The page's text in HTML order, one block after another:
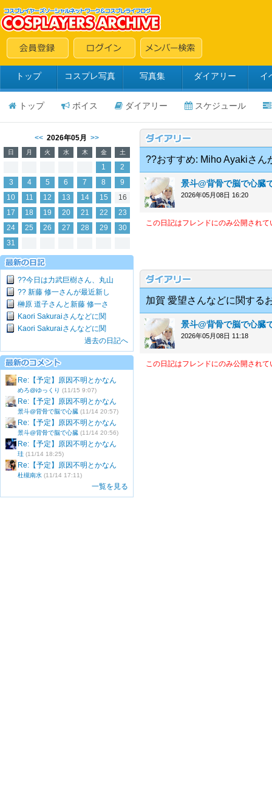
トップ コスプレ写真 写真集 ダイアリー イ
トップ ボイス ダイアリー スケジュール
<< 2026年05月 >>
日 月 火 水 木 金 土
1
2
3
4 5 6 7 8
9
10
11 12 13 14 15
16
17
18 19 20 21 22
23
24
25 26 27 28 29
30
31
??今日は力武巨樹さん、丸山
?? 新藤 修一さんが最近新し
榊原 道子さんと新藤 修一さ
Kaori Sakuraiさんなどに関
Kaori Sakuraiさんなどに関
過去の日記へ
Re:【予定】原因不明とかなん
めろ@ゆっくり (11/15 9:07)
Re:【予定】原因不明とかなん
景斗@背骨で脳で心臓 (11/14 20:57)
Re:【予定】原因不明とかなん
景斗@背骨で脳で心臓 (11/14 20:56)
Re:【予定】原因不明とかなん
珪 (11/14 18:25)
Re:【予定】原因不明とかなん
杜槻南水 (11/14 17:11)
一覧を見る
??おすすめ: Miho Ayakiさん
景斗@背骨で脳で心臓
2026年05月08日 16:20
この日記はフレンドにのみ公開されて
加賀 愛望さんなどに関する
景斗@背骨で脳で心臓
2026年05月08日 11:18
この日記はフレンドにのみ公開されて